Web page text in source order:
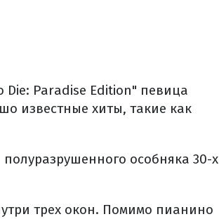
Die: Paradise Edition" певица
известные хиты, такие как
особняка 30-х
трех окон. Помимо пианино